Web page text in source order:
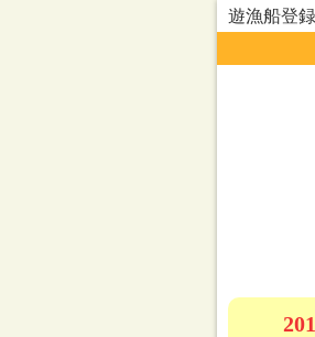
遊漁船登